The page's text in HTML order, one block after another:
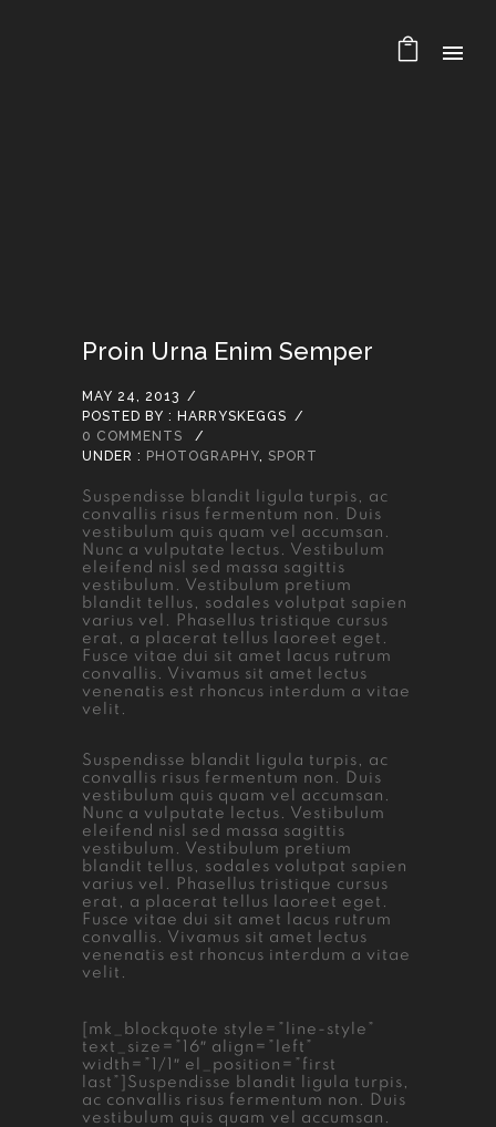
Proin Urna Enim Semper
MAY 24, 2013 /
POSTED BY : HARRYSKEGGS /
0 COMMENTS
/
UNDER : PHOTOGRAPHY, SPORT
Suspendisse blandit ligula turpis, ac
convallis risus fermentum non. Duis
vestibulum quis quam vel accumsan.
Nunc a vulputate lectus. Vestibulum
eleifend nisl sed massa sagittis
vestibulum. Vestibulum pretium
blandit tellus, sodales volutpat sapien
varius vel. Phasellus tristique cursus
erat, a placerat tellus laoreet eget.
Fusce vitae dui sit amet lacus rutrum
convallis. Vivamus sit amet lectus
venenatis est rhoncus interdum a vitae
velit.
Suspendisse blandit ligula turpis, ac
convallis risus fermentum non. Duis
vestibulum quis quam vel accumsan.
Nunc a vulputate lectus. Vestibulum
eleifend nisl sed massa sagittis
vestibulum. Vestibulum pretium
blandit tellus, sodales volutpat sapien
varius vel. Phasellus tristique cursus
erat, a placerat tellus laoreet eget.
Fusce vitae dui sit amet lacus rutrum
convallis. Vivamus sit amet lectus
venenatis est rhoncus interdum a vitae
velit.
[mk_blockquote style=”line-style”
text_size=”16″ align=”left”
width=”1/1″ el_position=”first
last”]Suspendisse blandit ligula turpis,
ac convallis risus fermentum non. Duis
vestibulum quis quam vel accumsan.